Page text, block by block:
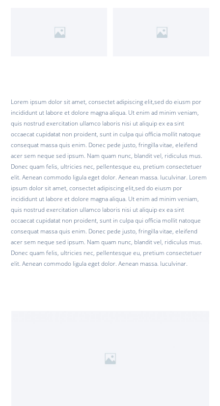
Lorem ipsum dolor sit amet, consectet adipiscing elit,sed do eiusm por
incididunt ut labore et dolore magna aliqua. Ut enim ad minim veniam,
quis nostrud exercitation ullamco laboris nisi ut aliquip ex ea sint
occaecat cupidatat non proident, sunt in culpa qui officia mollit natoque
consequat massa quis enim. Donec pede justo, fringilla vitae, eleifend
acer sem neque sed ipsum. Nam quam nunc, blandit vel, ridiculus mus.
Donec quam felis, ultricies nec, pellentesque eu, pretium consectetuer
elit. Aenean commodo ligula eget dolor. Aenean massa. luculvinar. Lorem
ipsum dolor sit amet, consectet adipiscing elit,sed do eiusm por
incididunt ut labore et dolore magna aliqua. Ut enim ad minim veniam,
quis nostrud exercitation ullamco laboris nisi ut aliquip ex ea sint
occaecat cupidatat non proident, sunt in culpa qui officia mollit natoque
consequat massa quis enim. Donec pede justo, fringilla vitae, eleifend
acer sem neque sed ipsum. Nam quam nunc, blandit vel, ridiculus mus.
Donec quam felis, ultricies nec, pellentesque eu, pretium consectetuer
elit. Aenean commodo ligula eget dolor. Aenean massa. luculvinar.